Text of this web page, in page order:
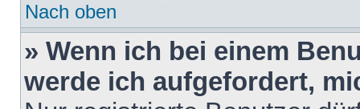
Nach oben
» Wenn ich bei einem
werde ich aufgefordert,